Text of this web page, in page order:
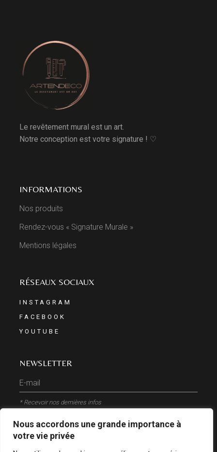
Nous accordons une grande importance à
votre vie privée
Le revêtement mural est un art.
Notre conception est votre signature ! ♡
INFORMATIONS
Nos produits
Rendez-vous « Signature Murale »
Mentions légales
RÉSEAUX SOCIAUX
INSTAGRAM
FACEBOOK
YOUTUBE
NEWSLETTER
* Recevoir nos dernières infos
ENVOYER